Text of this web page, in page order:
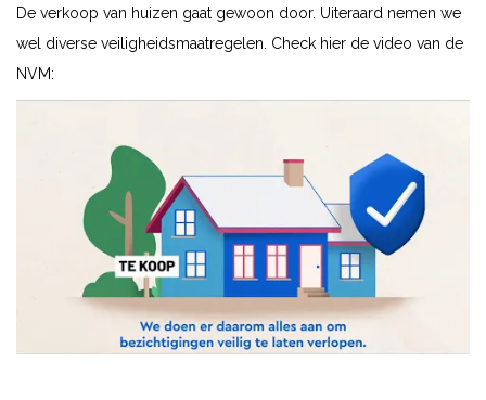
De verkoop van huizen gaat gewoon door. Uiteraard nemen we
wel diverse veiligheidsmaatregelen. Check hier de video van de
NVM: